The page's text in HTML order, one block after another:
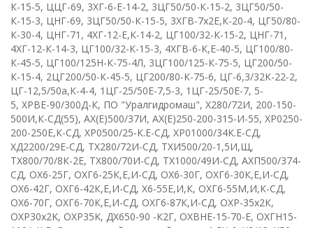
К-15-5, ЦЦГ-69, 3ХГ-6-Е-14-2, 3ЦГ50/50-К-15-2, 3ЦГ50/50-
К-15-3, ЦНГ-69, 3ЦГ50/50-К-15-5, 3ХГВ-7х2Е,К-20-4, ЦГ50/80-
К-30-4, ЦНГ-71 , 4ХГ-12-Е,К-14-2, ЦГ100/32-К-15-2, ЦНГ-71 ,
4ХГ-12-К-14-3, ЦГ100/32-К-15-3, 4ХГВ-6-К,Е-40-5, ЦГ100/80-
К-45-5, ЦГ100/125Н-К-75-4Л, 3ЦГ100/125-К-75-5, ЦГ200/50-
К-15-4, 2ЦГ200/50-К-45-5, ЦГ200/80-К-75-6, ЦГ-6,3/32К-22-2,
ЦГ-12,5/50а,К-4-4, 1ЦГ-25/50Е-7,5-3, 1ЦГ-25/50Е-7, 5-
5, ХРВЕ-90/300Д-К, ПО "Уралгидромаш", Х280/72И, 200-150-
500И,К-СД(55), АХ(Е)500/37И, АХ(Е)250-200-315-И-55, ХР0250-
200-250Е,К-СД, ХР0500/25-К.Е-СД, ХР01000/34К.Е-СД,
ХД2200/29Е-СД, ТХ280/72И-СД, ТХИ500/20-1,5И,Щ,
ТХ800/70/8К-2Е, ТХ800/70И-СД, ТХ1000/49И-СД, АХП500/374-
СД, ОХ6-25Г, ОХГ6-25К,Е,И-СД, ОХ6-30Г, ОХГ6-30К,Е,И-СД,
ОX6-42Г, ОХГ6-42К,Е,И-СД, Х6-55Е,И,К, ОХГ6-55М,И,К-СД,
ОХ6-70Г, ОХГ6-70К,Е,И-СД, ОХГ6-87К,И-СД, ОХР-35х2К,
ОXP30х2K, ОXP35K, ДХ650-90 -К2Г, OXВHE-15-70-E, ОХГН15-